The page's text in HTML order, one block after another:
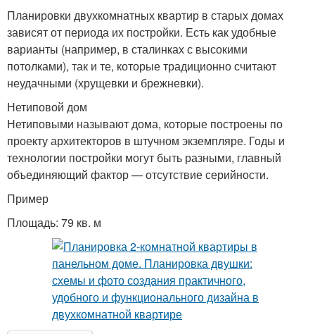
Планировки двухкомнатных квартир в старых домах
зависят от периода их постройки. Есть как удобные
варианты (например, в сталинках с высокими
потолками), так и те, которые традиционно считают
неудачными (хрущевки и брежневки).
Нетиповой дом
Нетиповыми называют дома, которые построены по
проекту архитекторов в штучном экземпляре. Годы и
технологии постройки могут быть разными, главный
объединяющий фактор — отсутствие серийности.
Пример
Площадь: 79 кв. м